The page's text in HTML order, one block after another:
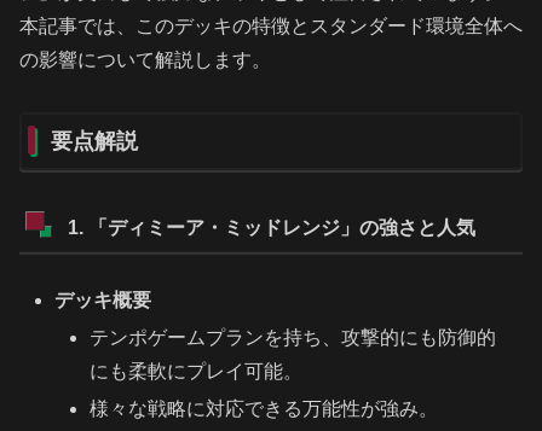
本記事では、このデッキの特徴とスタンダード環境全体へ
の影響について解説します。
要点解説
1. 「ディミーア・ミッドレンジ」の強さと人気
デッキ概要
テンポゲームプランを持ち、攻撃的にも防御的
にも柔軟にプレイ可能。
様々な戦略に対応できる万能性が強み。